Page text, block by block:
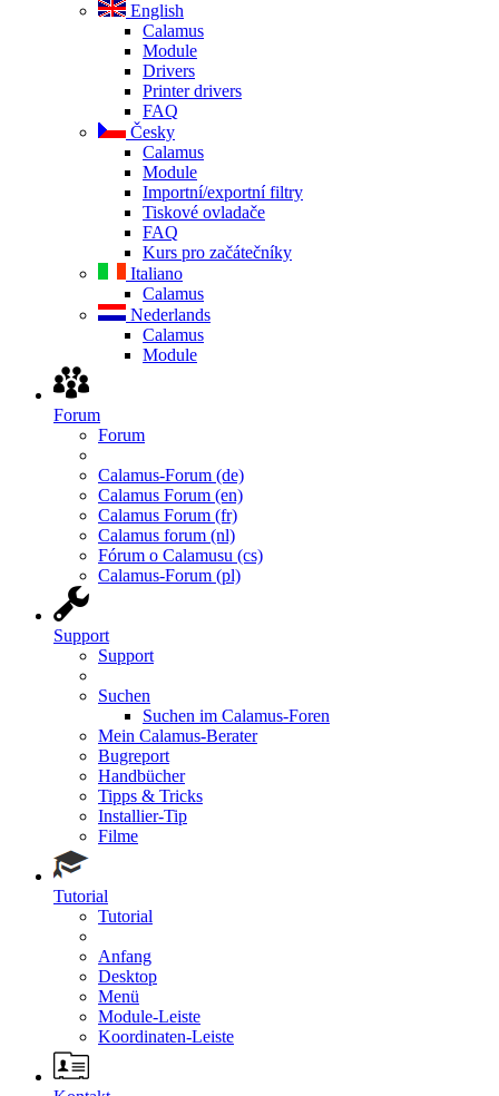
English
Calamus
Module
Drivers
Printer drivers
FAQ
Česky
Calamus
Module
Importní/exportní filtry
Tiskové ovladače
FAQ
Kurs pro začátečníky
Italiano
Calamus
Nederlands
Calamus
Module
Forum
Forum
Calamus-Forum (de)
Calamus Forum (en)
Calamus Forum (fr)
Calamus forum (nl)
Fórum o Calamusu (cs)
Calamus-Forum (pl)
Support
Support
Suchen
Suchen im Calamus-Foren
Mein Calamus-Berater
Bugreport
Handbücher
Tipps & Tricks
Installier-Tip
Filme
Tutorial
Tutorial
Anfang
Desktop
Menü
Module-Leiste
Koordinaten-Leiste